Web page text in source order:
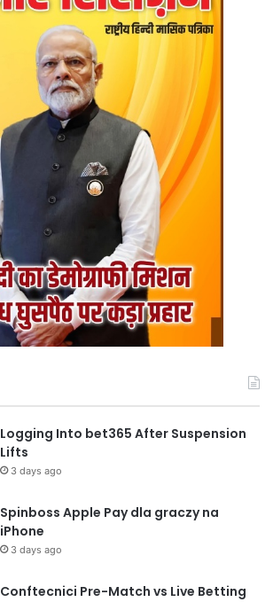
Logging Into bet365 After Suspension
Lifts
3 days ago
Spinboss Apple Pay dla graczy na
iPhone
3 days ago
Conftecnici Pre-Match vs Live Betting